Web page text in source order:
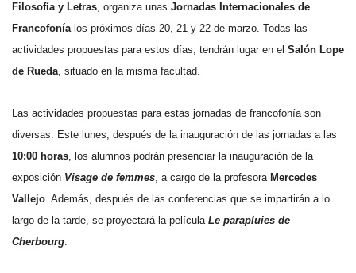
Filosofía y Letras, organiza unas Jornadas Internacionales de
Francofoníalos próximos días 20, 21 y 22 de marzo. Todas las
actividades propuestas para estos días, tendrán lugar en el Salón Lope
de Rueda, situado en la misma facultad.
Las actividades propuestas para estas jornadas de francofonía son
diversas. Este lunes, después de la inauguración de las jornadas a las
10:00 horas, los alumnos podrán presenciar la inauguración de la
exposición Visage de femmes, a cargo de la profesora Mercedes
Vallejo. Además, después de las conferencias que se impartirán a lo
largo de la tarde, se proyectará la película Le parapluies de
Cherbourg.